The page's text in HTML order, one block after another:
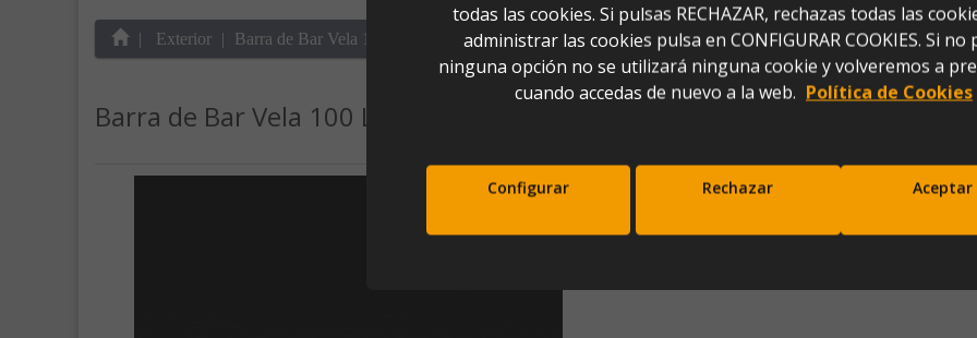
Exterior Barra de Bar Vela 100 Light (100x55x115)
Barra de Bar Vela 100 Light (100x55x115)
Subscríbete a nuestra newsletter y
todas las cookies. Si pulsas RECHAZAR, rechazas todas las
administrar las cookies pulsa en CONFIGURAR COOKIES. Si no
ninguna opción no se utilizará ninguna cookie y volveremos a
cuando accedas de nuevo a la web. Política de Cookies
Configurar Rechazar Aceptar